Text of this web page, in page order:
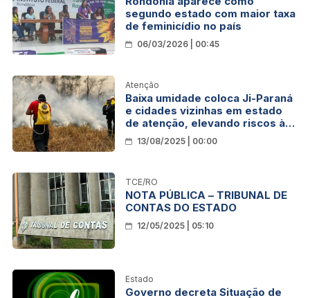
segundo estado com maior taxa
de feminicídio no país
06/03/2026 | 00:45
Atenção
Baixa umidade coloca Ji-Paraná
e cidades vizinhas em estado
de atenção, elevando riscos à
saúde pública
13/08/2025 | 00:00
TCE/RO
NOTA PÚBLICA – TRIBUNAL DE
CONTAS DO ESTADO
12/05/2025 | 05:10
Estado
Governo decreta Situação de